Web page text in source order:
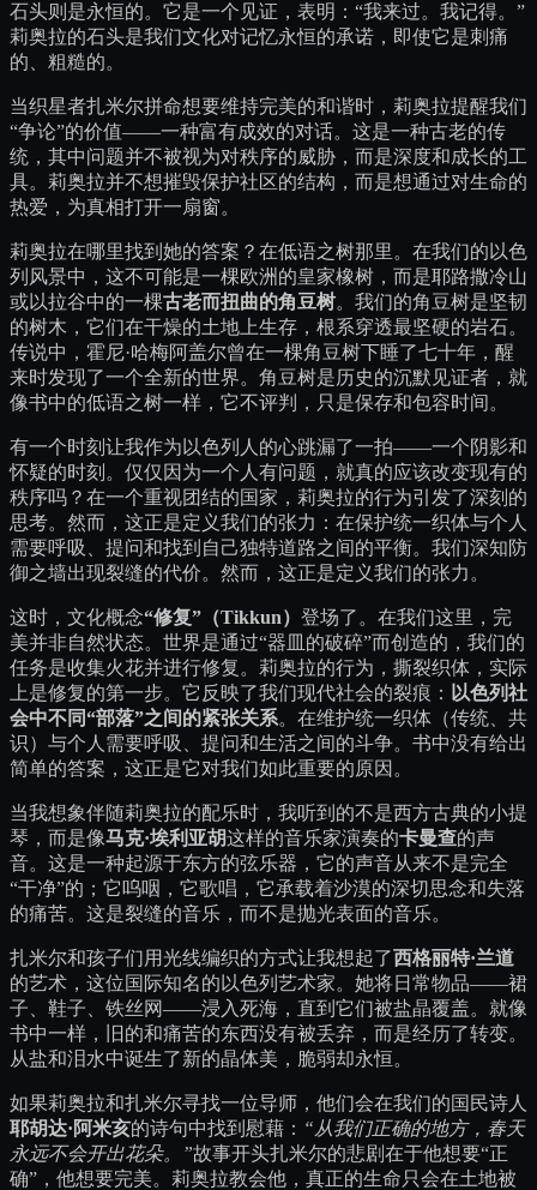
石头则是永恒的。它是一个见证，表明：“我来过。我记得。”
莉奥拉的石头是我们文化对记忆永恒的承诺，即使它是刺痛
的、粗糙的。
当织星者扎米尔拼命想要维持完美的和谐时，莉奥拉提醒我们
“争论”的价值——一种富有成效的对话。这是一种古老的传
统，其中问题并不被视为对秩序的威胁，而是深度和成长的工
具。莉奥拉并不想摧毁保护社区的结构，而是想通过对生命的
热爱，为真相打开一扇窗。
莉奥拉在哪里找到她的答案？在低语之树那里。在我们的以色
列风景中，这不可能是一棵欧洲的皇家橡树，而是耶路撒冷山
或以拉谷中的一棵古老而扭曲的角豆树。我们的角豆树是坚韧
的树木，它们在干燥的土地上生存，根系穿透最坚硬的岩石。
传说中，霍尼·哈梅阿盖尔曾在一棵角豆树下睡了七十年，醒
来时发现了一个全新的世界。角豆树是历史的沉默见证者，就
像书中的低语之树一样，它不评判，只是保存和包容时间。
有一个时刻让我作为以色列人的心跳漏了一拍——一个阴影和
怀疑的时刻。仅仅因为一个人有问题，就真的应该改变现有的
秩序吗？在一个重视团结的国家，莉奥拉的行为引发了深刻的
思考。然而，这正是定义我们的张力：在保护统一织体与个人
需要呼吸、提问和找到自己独特道路之间的平衡。我们深知防
御之墙出现裂缝的代价。然而，这正是定义我们的张力。
这时，文化概念“修复”（Tikkun） 登场了。在我们这里，完
美并非自然状态。世界是通过“器皿的破碎”而创造的，我们的
任务是收集火花并进行修复。莉奥拉的行为，撕裂织体，实际
上是修复的第一步。它反映了我们现代社会的裂痕： 以色列社
会中不同“部落”之间的紧张关系。在维护统一织体（传统、共
识）与个人需要呼吸、提问和生活之间的斗争。书中没有给出
简单的答案，这正是它对我们如此重要的原因。
当我想象伴随莉奥拉的配乐时，我听到的不是西方古典的小提
琴，而是像马克·埃利亚胡这样的音乐家演奏的卡曼查的声
音。这是一种起源于东方的弦乐器，它的声音从来不是完全
“干净”的；它呜咽，它歌唱，它承载着沙漠的深切思念和失落
的痛苦。这是裂缝的音乐，而不是抛光表面的音乐。
扎米尔和孩子们用光线编织的方式让我想起了西格丽特·兰道
的艺术，这位国际知名的以色列艺术家。她将日常物品——裙
子、鞋子、铁丝网——浸入死海，直到它们被盐晶覆盖。就像
书中一样，旧的和痛苦的东西没有被丢弃，而是经历了转变。
从盐和泪水中诞生了新的晶体美，脆弱却永恒。
如果莉奥拉和扎米尔寻找一位导师，他们会在我们的国民诗人
耶胡达·阿米亥的诗句中找到慰藉： “从我们正确的地方，春天
永远不会开出花朵。”故事开头扎米尔的悲剧在于他想要“正
确”，他想要完美。莉奥拉教会他，真正的生命只会在土地被